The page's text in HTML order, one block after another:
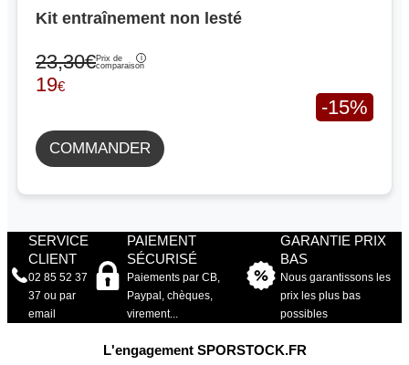
Kit entraînement non lesté
23,30€Prix de
comparaison
19€
-15%
COMMANDER
SERVICE
CLIENT
02 85 52 37
37 ou par
email
PAIEMENT
SÉCURISÉ
Paiements par CB,
Paypal, chèques,
virement...
GARANTIE PRIX
BAS
Nous garantissons les
prix les plus bas
possibles
L'engagement SPORSTOCK.FR